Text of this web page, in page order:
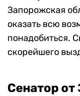
Запорожская
оказать всю
понадобиться.
скорейшего
Сенатор